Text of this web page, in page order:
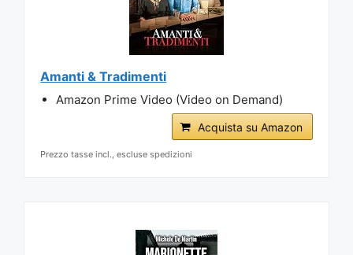
Amanti & Tradimenti
Amazon Prime Video (Video on Demand)
Acquista su Amazon
Prezzo tasse incl., escluse spedizioni